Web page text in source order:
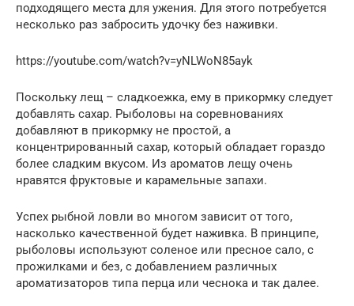
подходящего места для ужения. Для этого потребуется
несколько раз забросить удочку без наживки.
https://youtube.com/watch?v=yNLWoN85ayk
Поскольку лещ – сладкоежка, ему в прикормку следует
добавлять сахар. Рыболовы на соревнованиях
добавляют в прикормку не простой, а
концентрированный сахар, который обладает гораздо
более сладким вкусом. Из ароматов лещу очень
нравятся фруктовые и карамельные запахи.
Успех рыбной ловли во многом зависит от того,
насколько качественной будет наживка. В принципе,
рыболовы используют соленое или пресное сало, с
прожилками и без, с добавлением различных
ароматизаторов типа перца или чеснока и так далее.